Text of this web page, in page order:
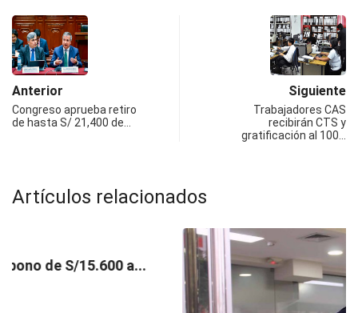
Anterior
Congreso aprueba retiro
de hasta S/ 21,400 de…
Siguiente
Trabajadores CAS
recibirán CTS y
gratificación al 100…
Artículos relacionados